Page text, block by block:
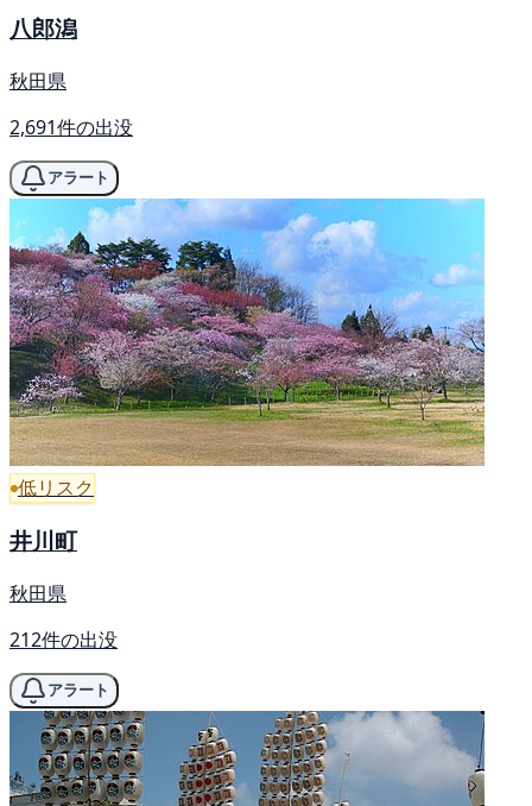
八郎潟
秋田県
2,691件の出没
アラート
低リスク
井川町
秋田県
212件の出没
アラート